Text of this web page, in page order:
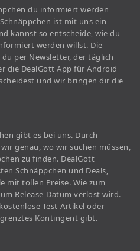
du informiert werden
ist mit uns ein
kannst so entscheide, wie du
werden willst. Die
per Newsletter, der täglich
die DealGott App für Android
und wir bringen dir die
gibt es bei uns. Durch
genau, wo wir suchen müssen,
zu finden. DealGott
Schnäppchen und Deals,
mit tollen Preise. Wie zum
Release-Datum verlost wird.
Test-Artikel oder
Kontingent gibt.